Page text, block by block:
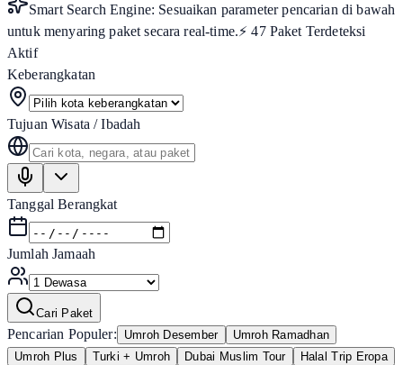
Smart Search Engine: Sesuaikan parameter pencarian di bawah
untuk menyaring paket secara real-time.⚡47Paket Terdeteksi
Aktif
Keberangkatan
Tujuan Wisata / Ibadah
Tanggal Berangkat
Jumlah Jamaah
Cari Paket
Pencarian Populer: Umroh Desember
Umroh Ramadhan
Umroh Plus
Turki + Umroh Dubai Muslim Tour
Halal Trip Eropa